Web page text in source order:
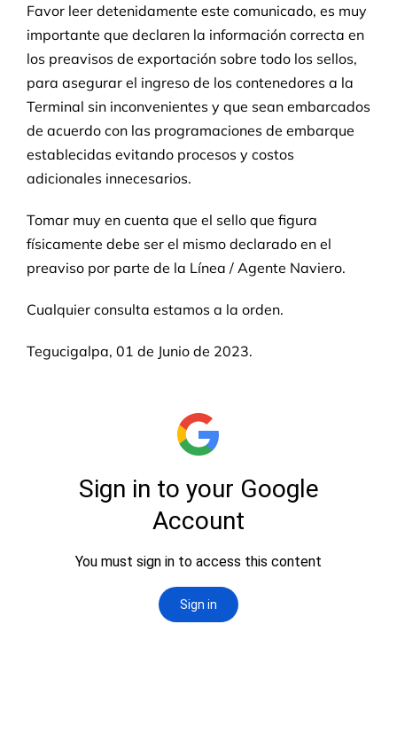
Favor leer detenidamente este comunicado, es muy
importante que declaren la información correcta en
los preavisos de exportación sobre todo los sellos,
para asegurar el ingreso de los contenedores a la
Terminal sin inconvenientes y que sean embarcados
de acuerdo con las programaciones de embarque
establecidas evitando procesos y costos
adicionales innecesarios.
Tomar muy en cuenta que el sello que figura
físicamente debe ser el mismo declarado en el
preaviso por parte de la Línea / Agente Naviero.
Cualquier consulta estamos a la orden.
Tegucigalpa, 01 de Junio de 2023.